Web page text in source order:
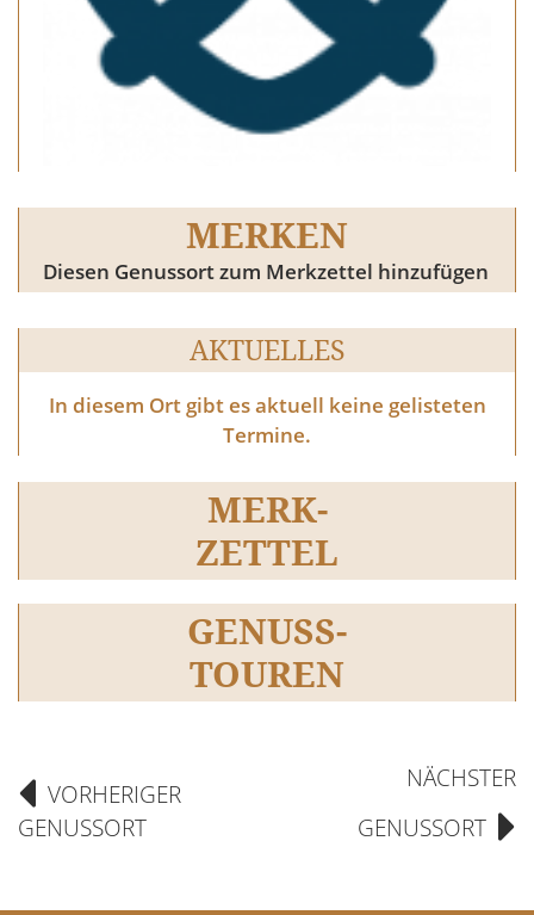
MERKEN
Diesen Genussort zum Merkzettel hinzufügen
AKTUELLES
In diesem Ort gibt es aktuell keine gelisteten
Termine.
MERK-
ZETTEL
GENUSS-
TOUREN
VORHERIGER
GENUSSORT
NÄCHSTER
GENUSSORT